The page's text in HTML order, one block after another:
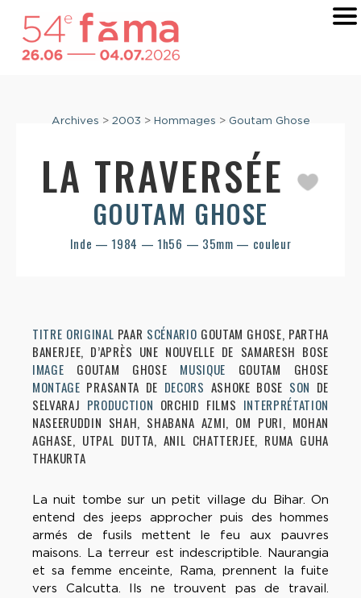
Archives > 2003 > Hommages > Goutam Ghose
LA TRAVERSÉE
GOUTAM GHOSE
Inde — 1984 — 1h56 — 35mm — couleur
TITRE ORIGINAL PAAR SCÉNARIO GOUTAM GHOSE, PARTHA
BANERJEE, D’APRÈS UNE NOUVELLE DE SAMARESH BOSE
IMAGE GOUTAM GHOSE MUSIQUE GOUTAM GHOSE
MONTAGE PRASANTA DE DECORS ASHOKE BOSE SON DE
SELVARAJ PRODUCTION ORCHID FILMS INTERPRÉTATION
NASEERUDDIN SHAH, SHABANA AZMI, OM PURI, MOHAN
AGHASE, UTPAL DUTTA, ANIL CHATTERJEE, RUMA GUHA
THAKURTA
La nuit tombe sur un petit village du Bihar. On
entend des jeeps approcher puis des hommes
armés de fusils mettent le feu aux pauvres
maisons. La terreur est indescriptible. Naurangia
et sa femme enceinte, Rama, prennent la fuite
vers Calcutta. Ils ne trouvent pas de travail.